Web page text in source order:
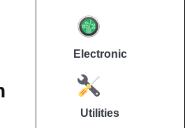
Electronic
Utilities